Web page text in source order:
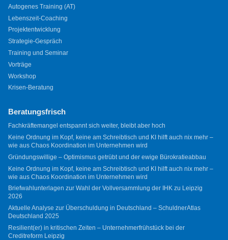
Autogenes Training (AT)
Lebenszeit-Coaching
Projektentwicklung
Strategie-Gespräch
Training und Seminar
Vorträge
Workshop
Krisen-Beratung
Beratungsfrisch
Fachkräftemangel entspannt sich weiter, bleibt aber hoch
Keine Ordnung im Kopf, keine am Schreibtisch und KI hilft auch nix mehr –
wie aus Chaos Koordination im Unternehmen wird
Gründungswillige – Optimismus getrübt und der ewige Bürokratieabbau
Keine Ordnung im Kopf, keine am Schreibtisch und KI hilft auch nix mehr –
wie aus Chaos Koordination im Unternehmen wird
Briefwahlunterlagen zur Wahl der Vollversammlung der IHK zu Leipzig
2026
Aktuelle Analyse zur Überschuldung in Deutschland – SchuldnerAtlas
Deutschland 2025
Resilient(er) in kritischen Zeiten – Unternehmerfrühstück bei der
Creditreform Leipzig